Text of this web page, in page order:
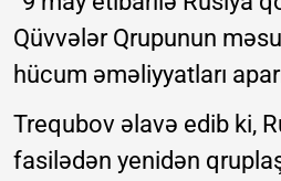
Qüvvələr Qrupunun
hücum əməliyyatları
Trequbov əlavə edib ki,
fasilədən yenidən